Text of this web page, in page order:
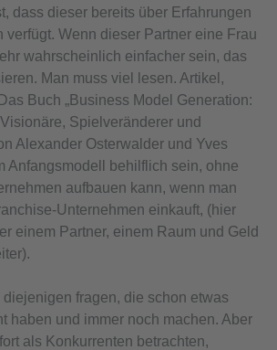
dass dieser bereits über Erfahrungen
verfügt. Wenn dieser Partner eine Frau
wahrscheinlich einfacher sein, das
Man muss viel lesen. Artikel,
Buch „Business Model Generation:
Spielveränderer und
Alexander Osterwalder und Yves
Anfangsmodell behilflich sein, ohne
aufbauen kann, wenn man
Unternehmen einkauft, (hier
einem Partner, einem Raum und Geld
fragen, die schon etwas
haben und immer noch machen. Aber
als Konkurrenten betrachten,